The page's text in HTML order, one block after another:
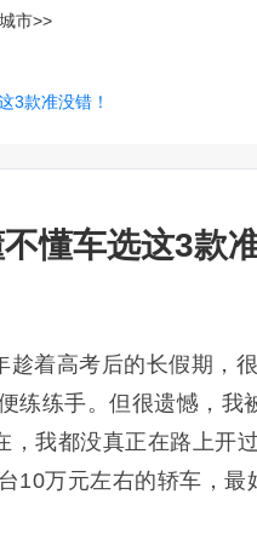
市>>
3款准没错！
懂车选这3款
趁着高考后的长假期，
练练手。但很遗憾，我
，我都没真正在路上开
10万元左右的轿车，最